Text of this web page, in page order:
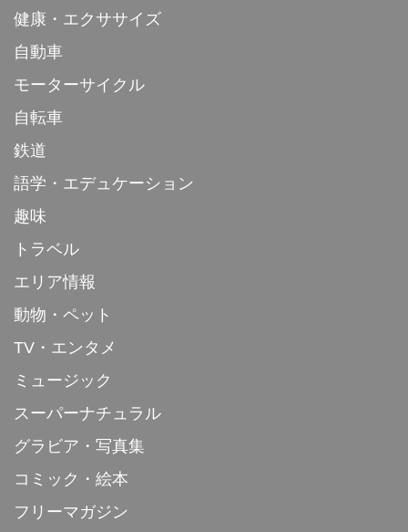
健康・エクササイズ
自動車
モーターサイクル
自転車
鉄道
語学・エデュケーション
趣味
トラベル
エリア情報
動物・ペット
TV・エンタメ
ミュージック
スーパーナチュラル
グラビア・写真集
コミック・絵本
フリーマガジン